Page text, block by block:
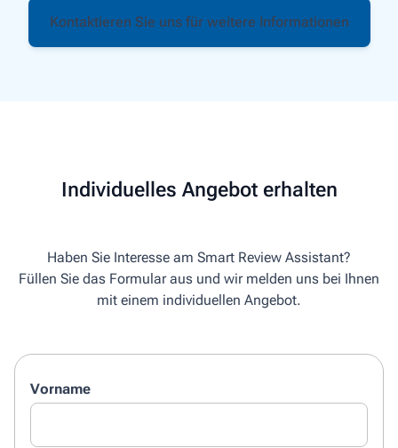
Kontaktieren Sie uns für weitere Informationen
Individuelles Angebot erhalten
Haben Sie Interesse am Smart Review Assistant?
Füllen Sie das Formular aus und wir melden uns bei Ihnen
mit einem individuellen Angebot.
Vorname